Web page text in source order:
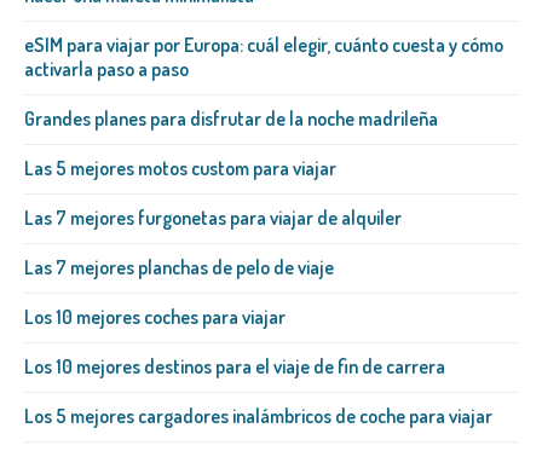
eSIM para viajar por Europa: cuál elegir, cuánto cuesta y cómo
activarla paso a paso
Grandes planes para disfrutar de la noche madrileña
Las 5 mejores motos custom para viajar
Las 7 mejores furgonetas para viajar de alquiler
Las 7 mejores planchas de pelo de viaje
Los 10 mejores coches para viajar
Los 10 mejores destinos para el viaje de fin de carrera
Los 5 mejores cargadores inalámbricos de coche para viajar